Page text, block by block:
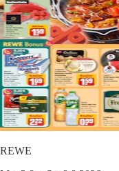
REWE